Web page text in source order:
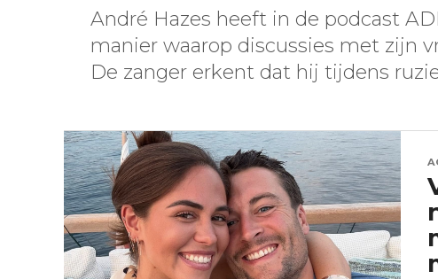
André Hazes heeft in de podcast
manier waarop discussies met zijn
De zanger erkent dat hij tijdens